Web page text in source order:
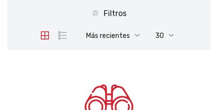
Filtros
Más recientes 30